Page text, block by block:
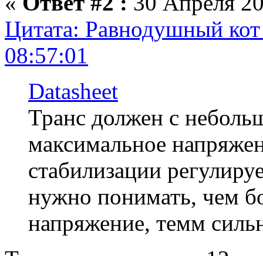
Цитата: Равнодушный
08:57:01
Datasheet
Транс должен с
максимальное
стабилизации
нужно понимать, чем
напряжение, темм